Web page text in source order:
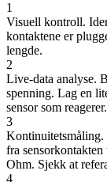
1
Visuell kontroll.
kontaktene er
lengde.
2
Live-data analyse.
spenning. Lag en
sensor som
3
Kontinuitetsmåling.
fra
Ohm. Sjekk at
4